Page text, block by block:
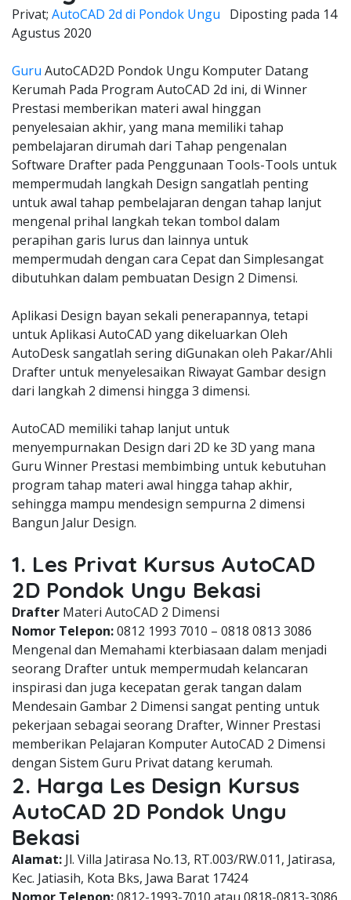
Privat; AutoCAD 2d di Pondok Ungu Diposting pada 14
Agustus 2020
Guru AutoCAD2D Pondok Ungu Komputer Datang
Kerumah Pada Program AutoCAD 2d ini, di Winner
Prestasi memberikan materi awal hinggan
penyelesaian akhir, yang mana memiliki tahap
pembelajaran dirumah dari Tahap pengenalan
Software Drafter pada Penggunaan Tools-Tools untuk
mempermudah langkah Design sangatlah penting
untuk awal tahap pembelajaran dengan tahap lanjut
mengenal prihal langkah tekan tombol dalam
perapihan garis lurus dan lainnya untuk
mempermudah dengan cara Cepat dan Simplesangat
dibutuhkan dalam pembuatan Design 2 Dimensi.
Aplikasi Design bayan sekali penerapannya, tetapi
untuk Aplikasi AutoCAD yang dikeluarkan Oleh
AutoDesk sangatlah sering diGunakan oleh Pakar/Ahli
Drafter untuk menyelesaikan Riwayat Gambar design
dari langkah 2 dimensi hingga 3 dimensi.
AutoCAD memiliki tahap lanjut untuk
menyempurnakan Design dari 2D ke 3D yang mana
Guru Winner Prestasi membimbing untuk kebutuhan
program tahap materi awal hingga tahap akhir,
sehingga mampu mendesign sempurna 2 dimensi
Bangun Jalur Design.
1. Les Privat Kursus AutoCAD
2D Pondok Ungu Bekasi
Drafter Materi AutoCAD 2 Dimensi
Nomor Telepon:0812 1993 7010 – 0818 0813 3086
Mengenal dan Memahami kterbiasaan dalam menjadi
seorang Drafter untuk mempermudah kelancaran
inspirasi dan juga kecepatan gerak tangan dalam
Mendesain Gambar 2 Dimensi sangat penting untuk
pekerjaan sebagai seorang Drafter, Winner Prestasi
memberikan Pelajaran Komputer AutoCAD 2 Dimensi
dengan Sistem Guru Privat datang kerumah.
2. Harga Les Design Kursus
AutoCAD 2D Pondok Ungu
Bekasi
Alamat: Jl. Villa Jatirasa No.13, RT.003/RW.011, Jatirasa,
Kec. Jatiasih, Kota Bks, Jawa Barat 17424